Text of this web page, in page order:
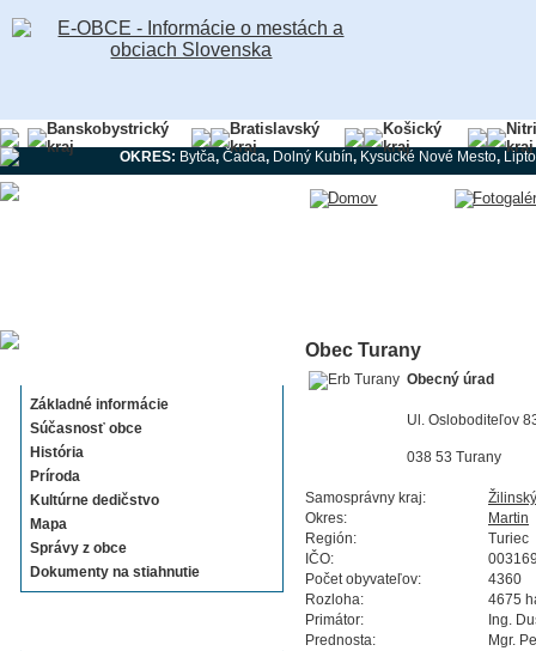
Banskobystrický
kraj
Bratislavský
kraj
Košický
kraj
kraj
OKRES: Bytča, Čadca, Dolný Kubín, Kysucké Nové Mesto,
Základné informácie
Súčasnosť obce
História
Príroda
Kultúrne dedičstvo
Mapa
Správy z obce
Dokumenty na stiahnutie
Obec Turany
Obecný úrad
Ul. Osloboditeľov
038 53 Turany
Samosprávny kraj:
Žilinský
Okres:
Martin
Región:
Turiec
IČO:
Počet obyvateľov:
4360
Rozloha:
4675
Primátor:
Ing.
Prednosta:
Mgr.